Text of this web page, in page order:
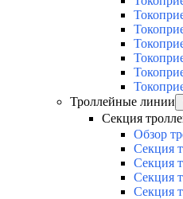
Троллейные линии
Секция
Обзор
Секция
Секция
Секция
Секция